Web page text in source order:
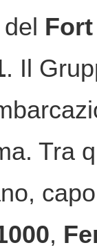
. Il
Tra
,